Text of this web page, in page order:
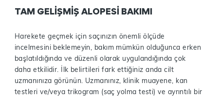
TAM GELİŞMİŞ ALOPESİ BAKIMI
Harekete geçmek için saçınızın önemli ölçüde
incelmesini beklemeyin, bakım mümkün olduğunca erken
başlatıldığında ve düzenli olarak uygulandığında çok
daha etkilidir. İlk belirtileri fark ettiğiniz anda cilt
uzmanınıza görünün. Uzmanınız, klinik muayene, kan
testleri ve/veya trikogram (saç yolma testi) ve ayrıntılı bir